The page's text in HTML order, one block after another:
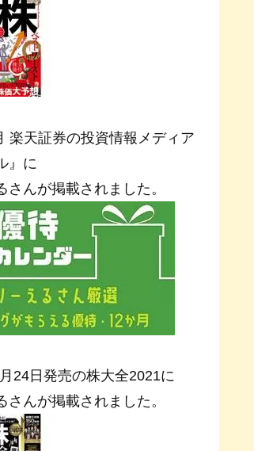
楽天証券の投資情報メディア
』に
んが掲載されました。
24日発売の株大全2021に
んが掲載されました。